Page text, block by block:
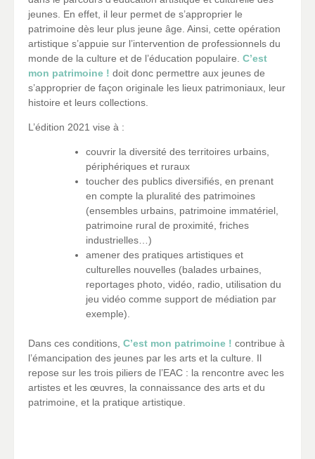
jeunes. En effet, il leur permet de s’approprier le
patrimoine dès leur plus jeune âge. Ainsi, cette opération
artistique s’appuie sur l’intervention de professionnels du
monde de la culture et de l’éducation populaire. C’est
mon patrimoine ! doit donc permettre aux jeunes de
s’approprier de façon originale les lieux patrimoniaux, leur
histoire et leurs collections.
L’édition 2021 vise à :
couvrir la diversité des territoires urbains,
périphériques et ruraux
toucher des publics diversifiés, en prenant
en compte la pluralité des patrimoines
(ensembles urbains, patrimoine immatériel,
patrimoine rural de proximité, friches
industrielles…)
amener des pratiques artistiques et
culturelles nouvelles (balades urbaines,
reportages photo, vidéo, radio, utilisation du
jeu vidéo comme support de médiation par
exemple).
Dans ces conditions, C’est mon patrimoine ! contribue à
l’émancipation des jeunes par les arts et la culture. Il
repose sur les trois piliers de l’EAC : la rencontre avec les
artistes et les œuvres, la connaissance des arts et du
patrimoine, et la pratique artistique.